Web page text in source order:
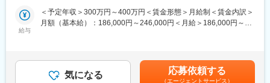
う会社です。車の買取り・解体・再生・再利用化・販売までワン
ストップで対応しているため、顧客から評価を頂いております。
■具体的には：
使用済み自動車や中古車から基準に沿って再利用可能な部品を取
す。
国内･海外に幅広く販売しているため、ミスが起きないよう部品の
給与
＜予定年収＞300万円～400万円＜賃金形態＞月給制＜賃金内訳＞
月額（基本給）：186,000円～246,000円＜月給＞186,000円～
／20代／未経験者）・月収25万円（入社1年目／30代／経験者）
賃金はあくまでも目安の金額であり、選考を通じて上下する可能
気になる 応募依頼する
（エージェントサービス）